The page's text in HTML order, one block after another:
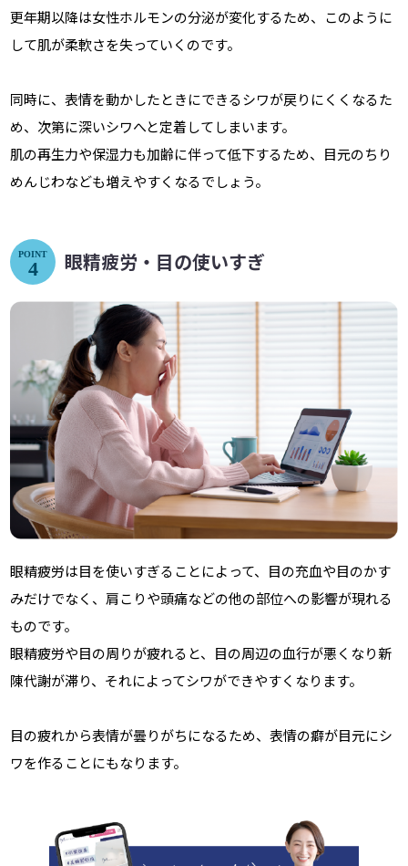
更年期以降は女性ホルモンの分泌が変化するため、このように
して肌が柔軟さを失っていくのです。
同時に、表情を動かしたときにできるシワが戻りにくくなるた
め、次第に深いシワへと定着してしまいます。
肌の再生力や保湿力も加齢に伴って低下するため、目元のちり
めんじわなども増えやすくなるでしょう。
POINT
4 眼精疲労・目の使いすぎ
眼精疲労は目を使いすぎることによって、目の充血や目のかす
みだけでなく、肩こりや頭痛などの他の部位への影響が現れる
ものです。
眼精疲労や目の周りが疲れると、目の周辺の血行が悪くなり新
陳代謝が滞り、それによってシワができやすくなります。
目の疲れから表情が曇りがちになるため、表情の癖が目元にシ
ワを作ることにもなります。